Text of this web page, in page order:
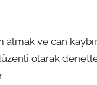
almak ve can
olarak